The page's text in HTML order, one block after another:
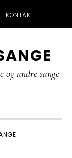
KONTAKT
og andre sange